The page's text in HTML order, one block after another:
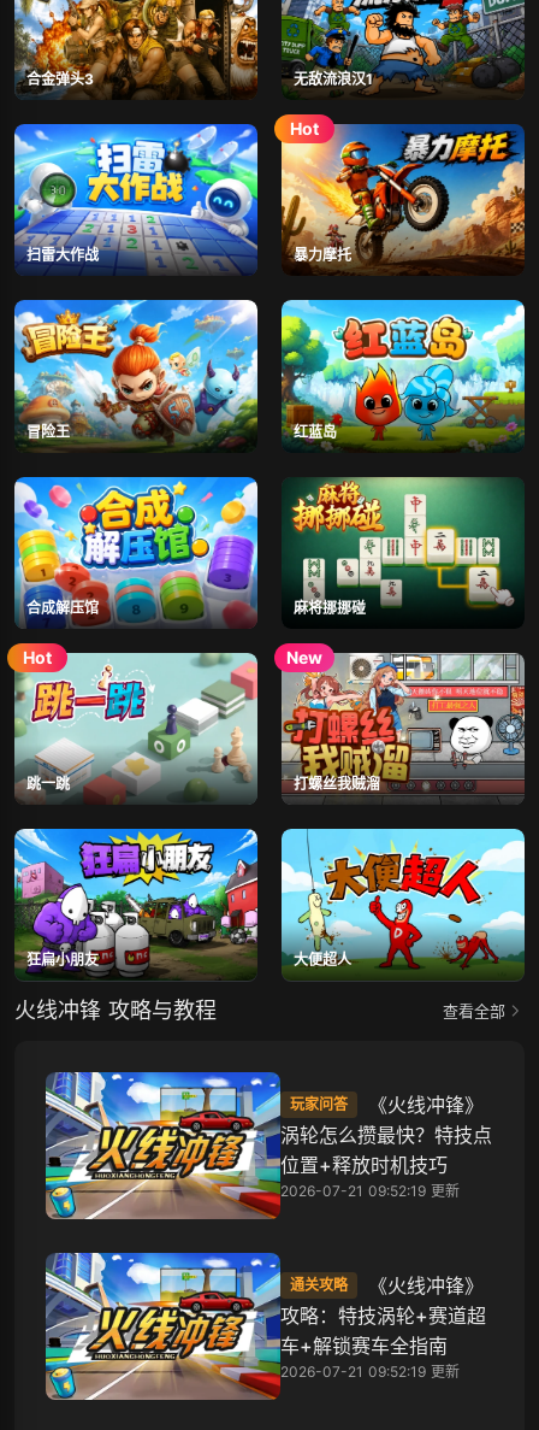
合金弹头3 无敌流浪汉1
扫雷大作战 暴力摩托
冒险王 红蓝岛
合成解压馆 麻将挪挪碰
跳一跳 打螺丝我贼溜
狂扁小朋友 大便超人
火线冲锋 攻略与教程 查看全部
玩家问答
《火线冲锋》
涡轮怎么攒最快？特技点
位置+释放时机技巧
2026-07-21 09:52:19 更新
通关攻略
《火线冲锋》
攻略：特技涡轮+赛道超
车+解锁赛车全指南
2026-07-21 09:52:19 更新